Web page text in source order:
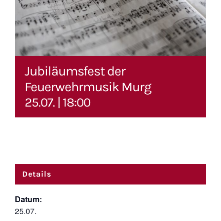
Jubiläumsfest der
Feuerwehrmusik Murg
25.07. | 18:00
Details
Datum:
25.07.